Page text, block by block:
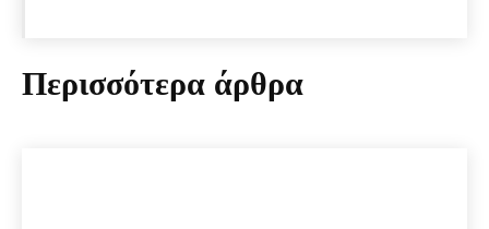
Περισσότερα άρθρα